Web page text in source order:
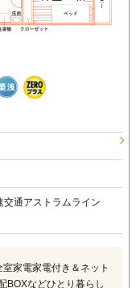
通アストラムライン
家電家電付き＆ネット
BOXなどひとり暮らし